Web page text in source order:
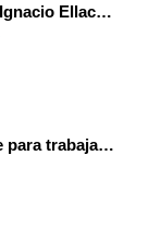
Presentación IES CIFPD Ignacio Ellacuría
Instala MakeCode Arcade para trabajar offline en tu tablet, ordenador, Chromebook